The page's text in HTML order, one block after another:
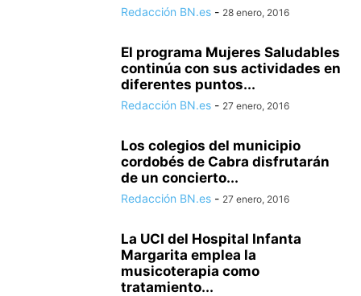
Redacción BN.es - 28 enero, 2016
El programa Mujeres Saludables
continúa con sus actividades en
diferentes puntos...
Redacción BN.es - 27 enero, 2016
Los colegios del municipio
cordobés de Cabra disfrutarán
de un concierto...
Redacción BN.es - 27 enero, 2016
La UCI del Hospital Infanta
Margarita emplea la
musicoterapia como
tratamiento...